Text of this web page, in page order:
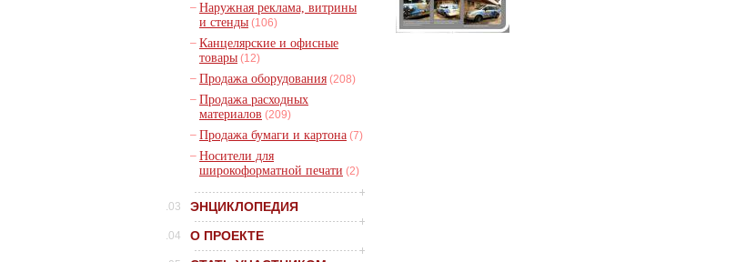
– Наружная реклама, витрины
и стенды (106)
– Канцелярские и офисные
товары (12)
– Продажа оборудования (208)
– Продажа расходных
материалов (209)
– Продажа бумаги и картона (7)
– Носители для
широкоформатной печати (2)
.03 ЭНЦИКЛОПЕДИЯ
.04 О ПРОЕКТЕ